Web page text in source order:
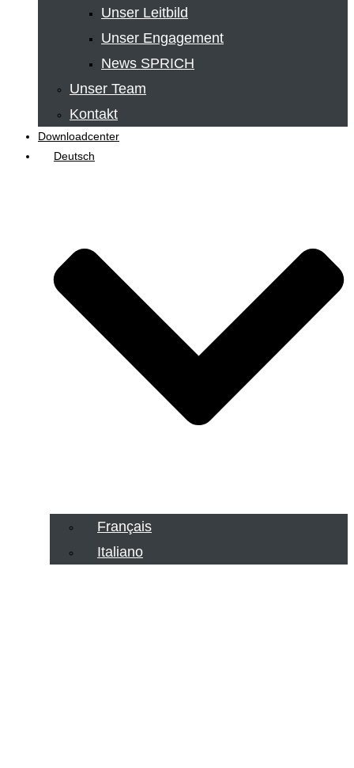
Unser Leitbild
Unser Engagement
News SPRICH
Unser Team
Kontakt
Downloadcenter
Deutsch
Français
Italiano